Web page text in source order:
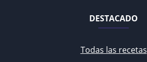
DESTACADO
Todas las recetas